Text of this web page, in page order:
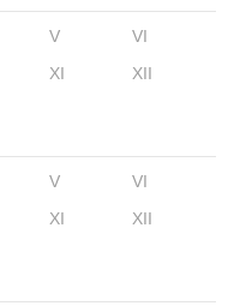
V
VI
XI XII
V
VI
XI XII